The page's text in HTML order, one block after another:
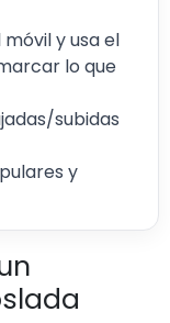
y usa el
lo que
subidas
y